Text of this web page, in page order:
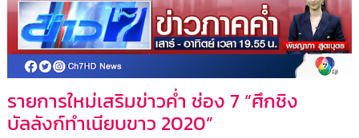
รายการใหม่เสริมข่าวค่ำ ช่อง 7 “ศึกชิง
บัลลังก์ทำเนียบขาว 2020”